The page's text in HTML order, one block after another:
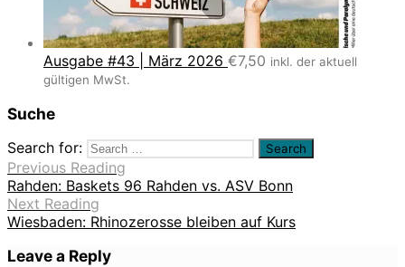
Ausgabe #43 | März 2026 €7,50 inkl. der aktuell
gültigen MwSt.
Suche
Search for:
Previous Reading
Rahden: Baskets 96 Rahden vs. ASV Bonn
Next Reading
Wiesbaden: Rhinozerosse bleiben auf Kurs
Leave a Reply